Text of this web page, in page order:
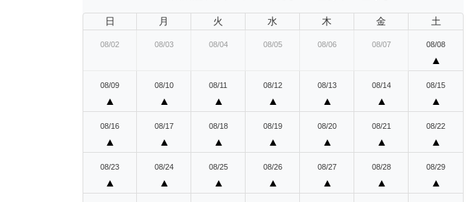
日 月 火 水 木 金 土
08/02 08/03 08/04 08/05 08/06 08/07 08/08
▲
08/09
▲
08/10
▲
08/11
▲
08/12
▲
08/13
▲
08/14
▲
08/15
▲
08/16
▲
08/17
▲
08/18
▲
08/19
▲
08/20
▲
08/21
▲
08/22
▲
08/23
▲
08/24
▲
08/25
▲
08/26
▲
08/27
▲
08/28
▲
08/29
▲